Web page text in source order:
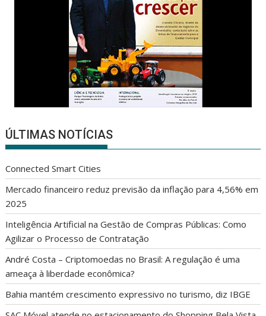
ÚLTIMAS NOTÍCIAS
Connected Smart Cities
Mercado financeiro reduz previsão da inflação para 4,56% em
2025
Inteligência Artificial na Gestão de Compras Públicas: Como
Agilizar o Processo de Contratação
André Costa – Criptomoedas no Brasil: A regulação é uma
ameaça à liberdade econômica?
Bahia mantém crescimento expressivo no turismo, diz IBGE